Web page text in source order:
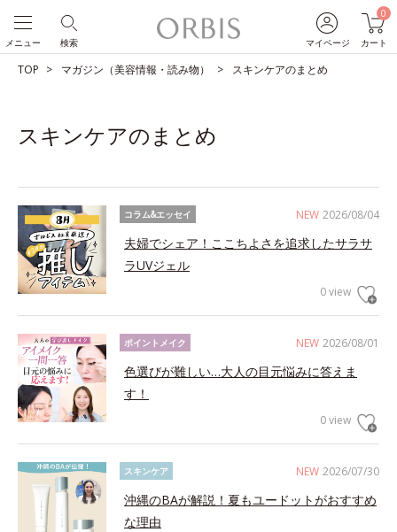
マイページ
0
カート
検索
メニュー
TOP マガジン（美容情報・読み物） スキンケアのまとめ
スキンケアのまとめ
NEW 2026/08/04
コラム&エッセイ
夫婦でシェア！ここちよさを追求したサラサ
ラUVジェル
0 view
NEW 2026/08/01
ポイントメイク
色選びが難しい…大人の目元悩みに答えま
す！
0 view
NEW 2026/07/30
スキンケア
沖縄のBAが解説！夏もユードットがおすすめ
な理由